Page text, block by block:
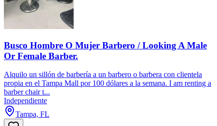
Busco Hombre O Mujer Barbero / Looking A Male
Or Female Barber.
Alquilo un sillón de barbería a un barbero o barbera con clientela
propia en el Tampa Mall por 100 dólares a la semana. I am renting a
barber chair t...
Independiente
Tampa, FL